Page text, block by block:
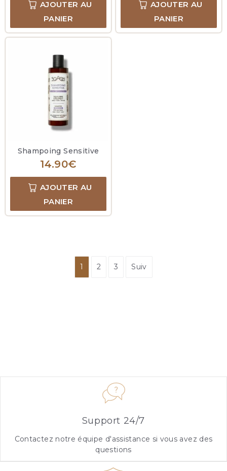
AJOUTER AU
PANIER
AJOUTER AU
PANIER
Shampoing Sensitive
14.90€
AJOUTER AU
PANIER
1 2 3 Suiv
Support 24/7
Contactez notre équipe d'assistance si vous avez des
questions